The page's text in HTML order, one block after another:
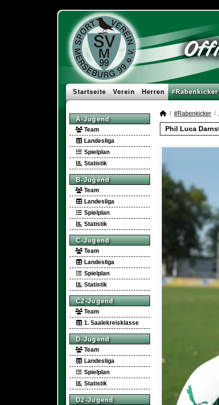
Startseite Verein Herren #Rabenkicker
A-Jugend
Team
Landesliga
Spielplan
Statistik
B-Jugend
Team
Landesliga
Spielplan
Statistik
C-Jugend
Team
Landesliga
Spielplan
Statistik
C2-Jugend
Team
1. Saalekreisklasse
D-Jugend
Team
Landesliga
Spielplan
Statistik
D2-Jugend
#Rabenkicker
Phil Luca